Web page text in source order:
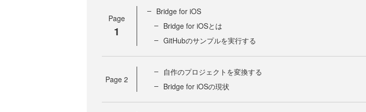
Page
1
Bridge for iOS
Bridge for iOSとは
GitHubのサンプルを実行する
Page 2
自作のプロジェクトを変換する
Bridge for iOSの現状